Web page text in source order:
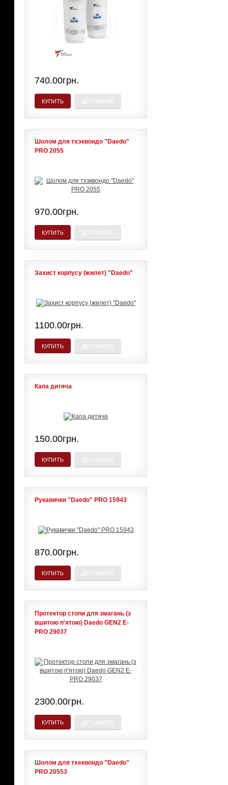
740.00грн.
КУПИТЬ
Шолом для тхэквондо "Daedo"
PRO 2055
970.00грн.
КУПИТЬ
Захист корпусу (жилет) "Daedo"
1100.00грн.
КУПИТЬ
Капа дитяча
150.00грн.
КУПИТЬ
Рукавички "Daedo" PRO 15943
870.00грн.
КУПИТЬ
Протектор стопи для змагань (з
вшитою п'ятою) Daedo GEN2 E-
PRO 29037
2300.00грн.
КУПИТЬ
Шолом для тхеквондо "Daedo"
PRO 20553